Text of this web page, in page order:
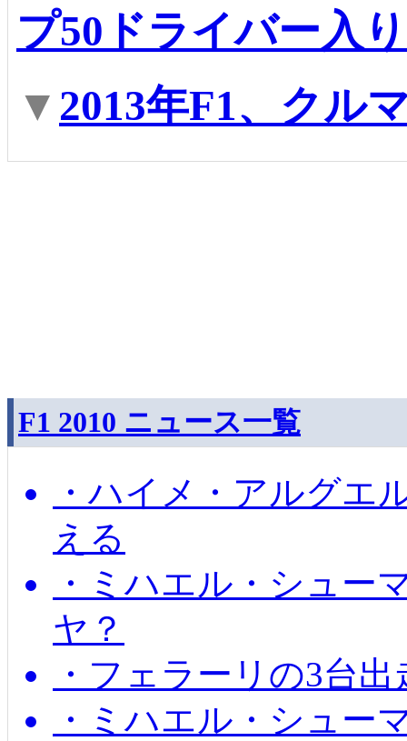
プ50ドライバー入
▼ 2013年F1、クル
F1 2010 ニュース一覧
・ハイメ・アルグエ
える
・ミハエル・シュー
ヤ？
・フェラーリの3台
・ミハエル・シュー